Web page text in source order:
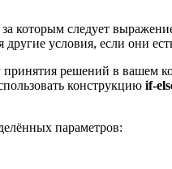
за которым следует
условия, если они
решений в вашем
конструкцию if-
параметров: